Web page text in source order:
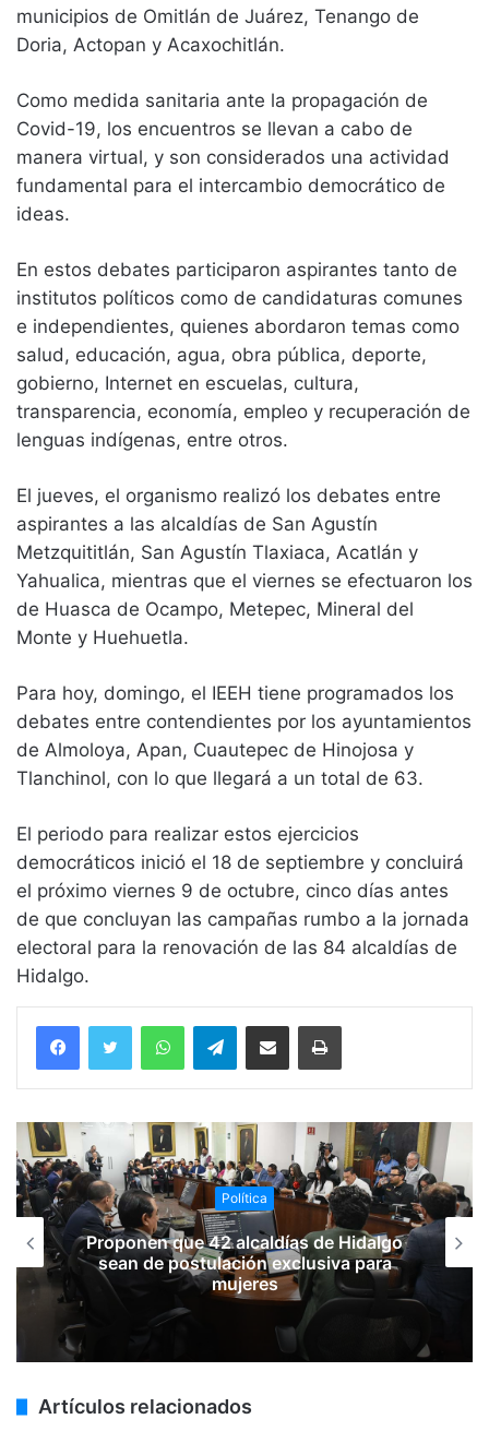
municipios de Omitlán de Juárez, Tenango de
Doria, Actopan y Acaxochitlán.
Como medida sanitaria ante la propagación de
Covid-19, los encuentros se llevan a cabo de
manera virtual, y son considerados una actividad
fundamental para el intercambio democrático de
ideas.
En estos debates participaron aspirantes tanto de
institutos políticos como de candidaturas comunes
e independientes, quienes abordaron temas como
salud, educación, agua, obra pública, deporte,
gobierno, Internet en escuelas, cultura,
transparencia, economía, empleo y recuperación de
lenguas indígenas, entre otros.
El jueves, el organismo realizó los debates entre
aspirantes a las alcaldías de San Agustín
Metzquititlán, San Agustín Tlaxiaca, Acatlán y
Yahualica, mientras que el viernes se efectuaron los
de Huasca de Ocampo, Metepec, Mineral del
Monte y Huehuetla.
Para hoy, domingo, el IEEH tiene programados los
debates entre contendientes por los ayuntamientos
de Almoloya, Apan, Cuautepec de Hinojosa y
Tlanchinol, con lo que llegará a un total de 63.
El periodo para realizar estos ejercicios
democráticos inició el 18 de septiembre y concluirá
el próximo viernes 9 de octubre, cinco días antes
de que concluyan las campañas rumbo a la jornada
electoral para la renovación de las 84 alcaldías de
Hidalgo.
WhatsAppTelegramCompartir vía email Imprimir
Política
Proponen que 42 alcaldías de Hidalgo
sean de postulación exclusiva para
mujeres
Artículos relacionados